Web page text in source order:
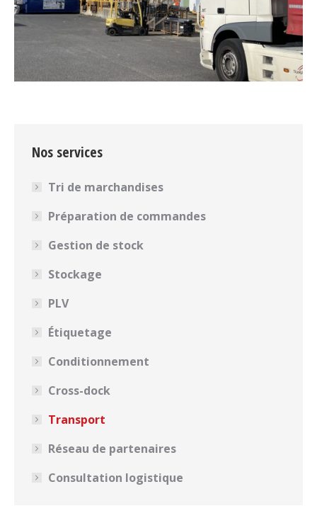
Nos services
Tri de marchandises
Préparation de commandes
Gestion de stock
Stockage
PLV
Étiquetage
Conditionnement
Cross-dock
Transport
Réseau de partenaires
Consultation logistique